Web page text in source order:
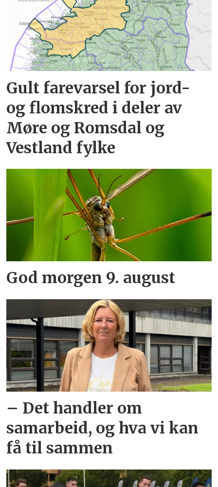
Gult farevarsel for jord-
og flomskred i deler av
Møre og Romsdal og
Vestland fylke
God morgen 9. august
– Det handler om
samarbeid, og hva vi kan
få til sammen